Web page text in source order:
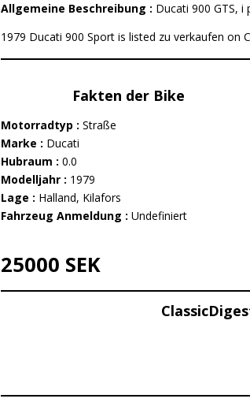
Allgemeine Beschreibung : Ducati 900 GTS,
1979 Ducati 900 Sport is listed zu verkaufen on
Fakten der Bike
Motorradtyp : Straße
Marke : Ducati
Hubraum : 0.0
Modelljahr : 1979
Lage : Halland, Kilafors
Fahrzeug Anmeldung : Undefiniert
25000 SEK